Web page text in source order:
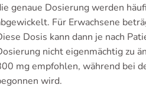
genaue Dosierung werden
Für Erwachsene
Dosis kann dann je nach
nicht eigenmächtig zu
mg empfohlen, während bei
wird.